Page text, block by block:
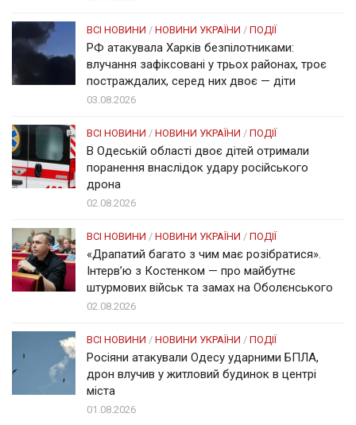
ВСІ НОВИНИ / НОВИНИ УКРАЇНИ / ПОДІЇ
РФ атакувала Харків безпілотниками:
влучання зафіксовані у трьох районах, троє
постраждалих, серед них двоє — діти
03.08.2026
ВСІ НОВИНИ / НОВИНИ УКРАЇНИ / ПОДІЇ
В Одеській області двоє дітей отримали
поранення внаслідок удару російського
дрона
02.08.2026
ВСІ НОВИНИ / НОВИНИ УКРАЇНИ / ПОДІЇ
«Драпатий багато з чим має розібратися».
Інтерв’ю з Костенком — про майбутнє
штурмових військ та замах на Оболєнського
02.08.2026
ВСІ НОВИНИ / НОВИНИ УКРАЇНИ / ПОДІЇ
Росіяни атакували Одесу ударними БПЛА,
дрон влучив у житловий будинок в центрі
міста
01.08.2026